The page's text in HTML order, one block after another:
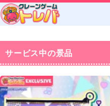
サービス中の景品